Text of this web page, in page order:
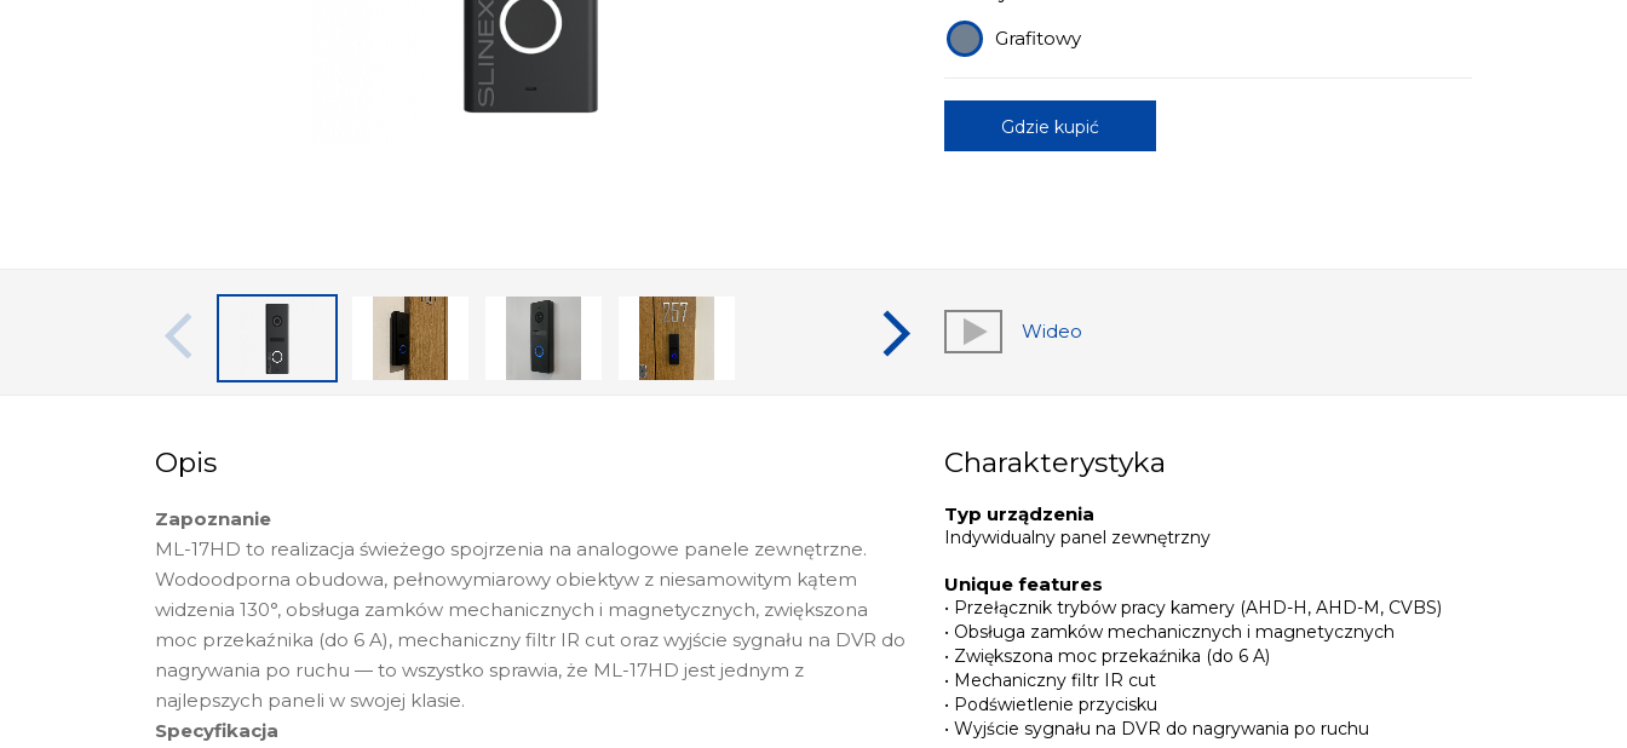
Grafitowy
Gdzie kupić
Wideo
Opis
Zapoznanie
ML-17HD to realizacja świeżego spojrzenia na analogowe panele zewnętrzne.
Wodoodporna obudowa, pełnowymiarowy obiektyw z niesamowitym kątem
widzenia 130°, obsługa zamków mechanicznych i magnetycznych, zwiększona
moc przekaźnika (do 6 A), mechaniczny filtr IR cut oraz wyjście sygnału na DVR do
nagrywania po ruchu — to wszystko sprawia, że ML-17HD jest jednym z
najlepszych paneli w swojej klasie.
Specyfikacja
Charakterystyka
Typ urządzenia
Indywidualny panel zewnętrzny
Unique features
• Przełącznik trybów pracy kamery (AHD-H, AHD-M, CVBS)
• Obsługa zamków mechanicznych i magnetycznych
• Zwiększona moc przekaźnika (do 6 A)
• Mechaniczny filtr IR cut
• Podświetlenie przycisku
• Wyjście sygnału na DVR do nagrywania po ruchu